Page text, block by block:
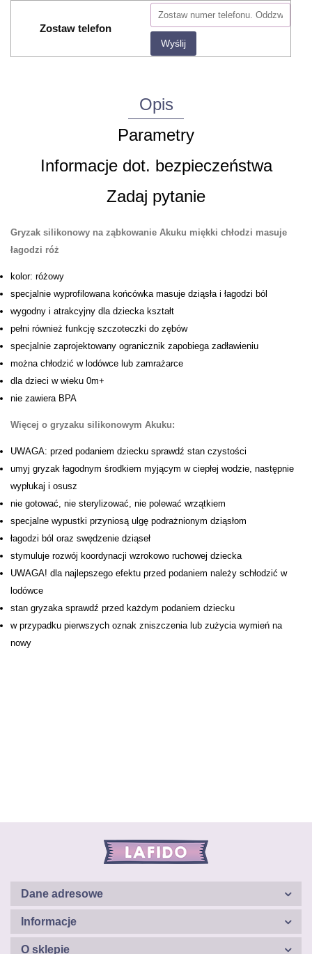
Zostaw telefon
Wyślij
Opis
Parametry
Informacje dot. bezpieczeństwa
Zadaj pytanie
Gryzak silikonowy na ząbkowanie Akuku miękki chłodzi masuje
łagodzi róż
kolor: różowy
specjalnie wyprofilowana końcówka masuje dziąsła i łagodzi ból
wygodny i atrakcyjny dla dziecka kształt
pełni również funkcję szczoteczki do zębów
specjalnie zaprojektowany ogranicznik zapobiega zadławieniu
można chłodzić w lodówce lub zamrażarce
dla dzieci w wieku 0m+
nie zawiera BPA
Więcej o gryzaku silikonowym Akuku:
UWAGA: przed podaniem dziecku sprawdź stan czystości
umyj gryzak łagodnym środkiem myjącym w ciepłej wodzie, następnie
wypłukaj i osusz
nie gotować, nie sterylizować, nie polewać wrzątkiem
specjalne wypustki przyniosą ulgę podrażnionym dziąsłom
łagodzi ból oraz swędzenie dziąseł
stymuluje rozwój koordynacji wzrokowo ruchowej dziecka
UWAGA! dla najlepszego efektu przed podaniem należy schłodzić w
lodówce
stan gryzaka sprawdź przed każdym podaniem dziecku
w przypadku pierwszych oznak zniszczenia lub zużycia wymień na
nowy
Dane adresowe
Informacje
O sklepie